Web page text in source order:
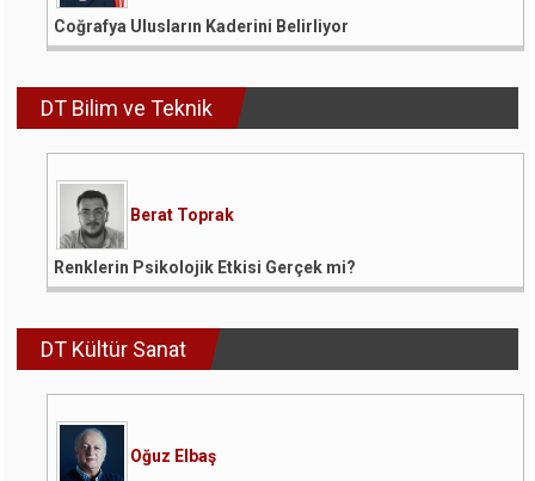
Coğrafya Ulusların Kaderini Belirliyor
DT Bilim ve Teknik
Berat Toprak
Renklerin Psikolojik Etkisi Gerçek mi?
DT Kültür Sanat
Oğuz Elbaş